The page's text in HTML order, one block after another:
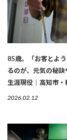
85歳。「お客とよ
るのが、元気の秘訣
生涯現役｜高知市
2026.02.12